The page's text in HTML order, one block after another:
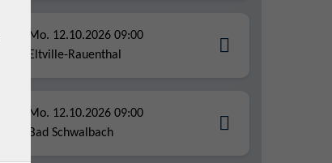
Mo. 12.10.2026 09:00
Eltville-Rauenthal
Mo. 12.10.2026 09:00
Bad Schwalbach